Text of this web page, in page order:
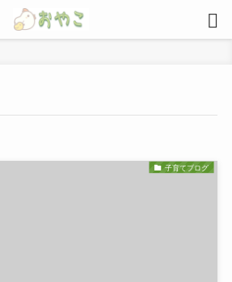
子育てブログ